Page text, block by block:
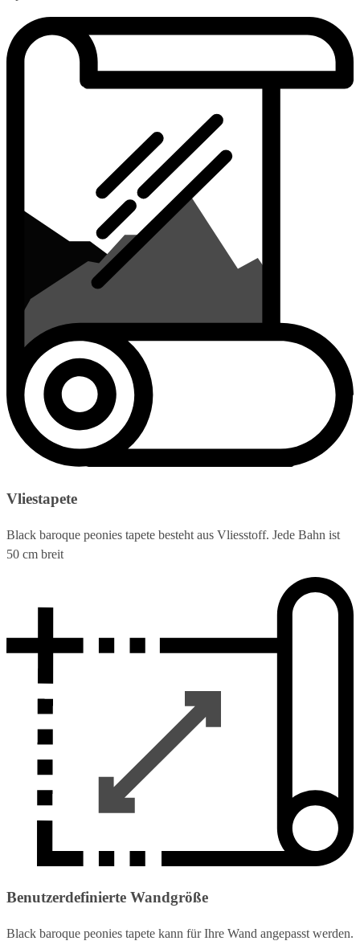
Vliestapete
Black baroque peonies tapete besteht aus Vliesstoff. Jede Bahn ist
50 cm breit
Benutzerdefinierte Wandgröße
Black baroque peonies tapete kann für Ihre Wand angepasst werden.